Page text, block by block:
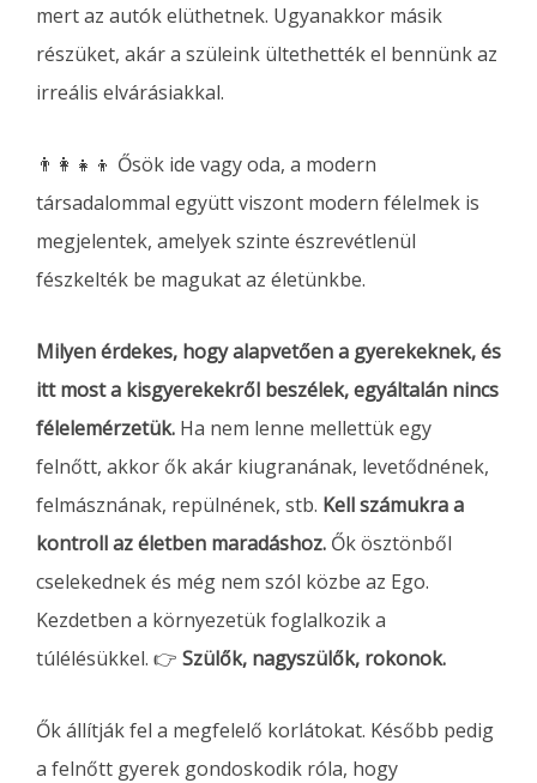
mert az autók elüthetnek. Ugyanakkor másik
részüket, akár a szüleink ültethették el bennünk az
irreális elvárásiakkal.
👨‍👩‍👧‍👦 Ősök ide vagy oda, a modern
társadalommal együtt viszont modern félelmek is
megjelentek, amelyek szinte észrevétlenül
fészkelték be magukat az életünkbe.
Milyen érdekes, hogy alapvetően a gyerekeknek, és
itt most a kisgyerekekről beszélek, egyáltalán nincs
félelemérzetük. Ha nem lenne mellettük egy
felnőtt, akkor ők akár kiugranának, levetődnének,
felmásznának, repülnének, stb. Kell számukra a
kontroll az életben maradáshoz. Ők ösztönből
cselekednek és még nem szól közbe az Ego.
Kezdetben a környezetük foglalkozik a
túlélésükkel. 👉 Szülők, nagyszülők, rokonok.
Ők állítják fel a megfelelő korlátokat. Később pedig
a felnőtt gyerek gondoskodik róla, hogy